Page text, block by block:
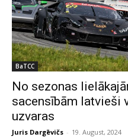
BaTCC
No sezonas
sacensībām latvieši
uzvaras
Juris Dargēvičs - 19. August, 2024